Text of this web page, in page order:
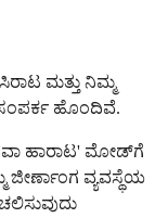
ಮತ್ತು ನಿಮ್ಮ
ಹೊಂದಿವೆ.
ಹಾರಾಟ' ಮೋಡ್‌ಗೆ
ಜೀರ್ಣಾಂಗ ವ್ಯವಸ್ಥೆಯ